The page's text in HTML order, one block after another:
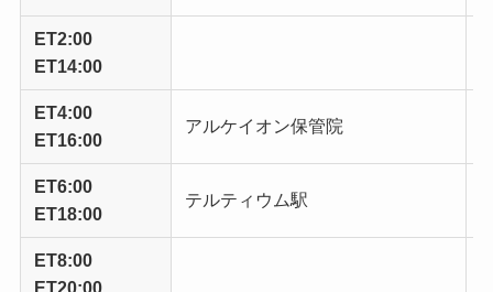
ET2:00
ET14:00
ET4:00
ET16:00
アルケイオン保管院
ET6:00
ET18:00
テルティウム駅
ET8:00
ET20:00